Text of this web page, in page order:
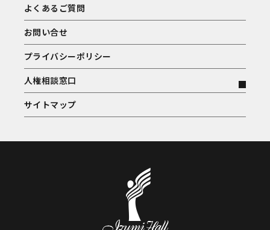
よくあるご質問
お問い合せ
プライバシーポリシー
人権相談窓口
サイトマップ